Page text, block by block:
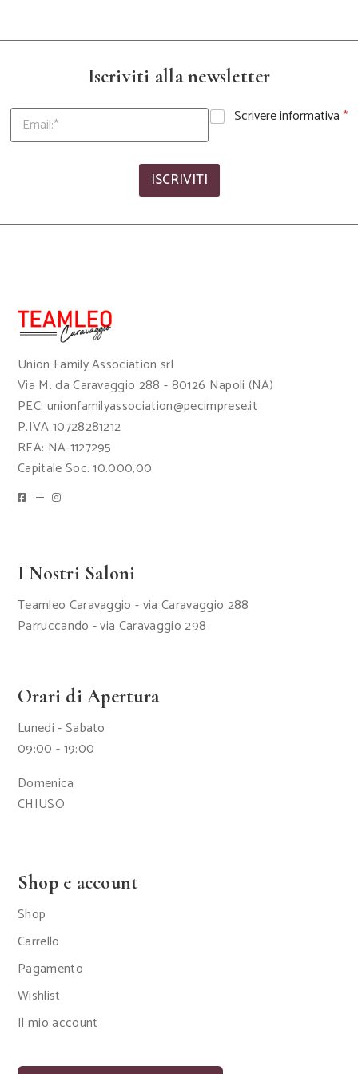
Scrivere informativa *
ISCRIVITI
Iscriviti alla newsletter
Union Family Association srl
Via M. da Caravaggio 288 - 80126 Napoli (NA)
PEC: unionfamilyassociation@pecimprese.it
P.IVA 10728281212
REA: NA-1127295
Capitale Soc. 10.000,00
I Nostri Saloni
Teamleo Caravaggio - via Caravaggio 288
Parruccando - via Caravaggio 298
Orari di Apertura
Lunedi - Sabato
09:00 - 19:00
Domenica
CHIUSO
Shop e account
Shop
Carrello
Pagamento
Wishlist
Il mio account